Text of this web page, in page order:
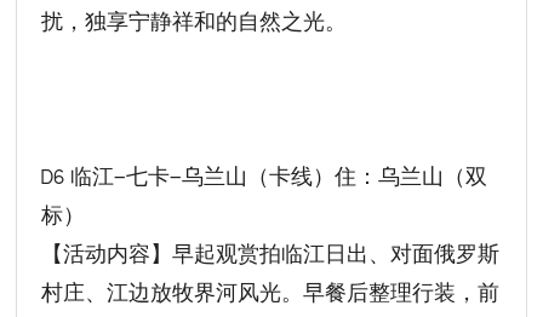
扰，独享宁静祥和的自然之光。
D6 临江—七卡—乌兰山（卡线）住：乌兰山（双
标）
【活动内容】早起观赏拍临江日出、对面俄罗斯
村庄、江边放牧界河风光。早餐后整理行装，前